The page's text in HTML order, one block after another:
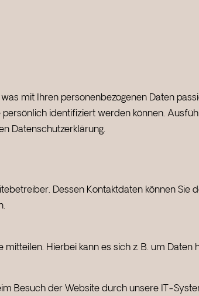
mit Ihren personenbezogenen Daten
identifiziert werden können.
Datenschutzerklärung.
Dessen Kontaktdaten können Sie
Hierbei kann es sich z. B. um Daten
Besuch der Website durch unsere IT-